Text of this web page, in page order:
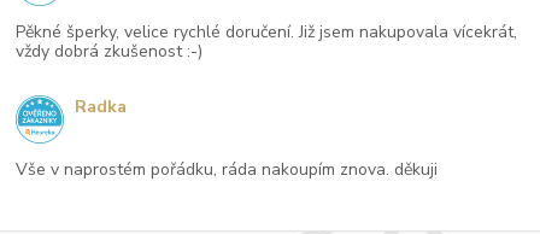
Pěkné šperky, velice rychlé doručení. Již jsem nakupovala vícekrát,
vždy dobrá zkušenost :-)
Vše v naprostém pořádku, ráda nakoupím znova. děkuji
Radka